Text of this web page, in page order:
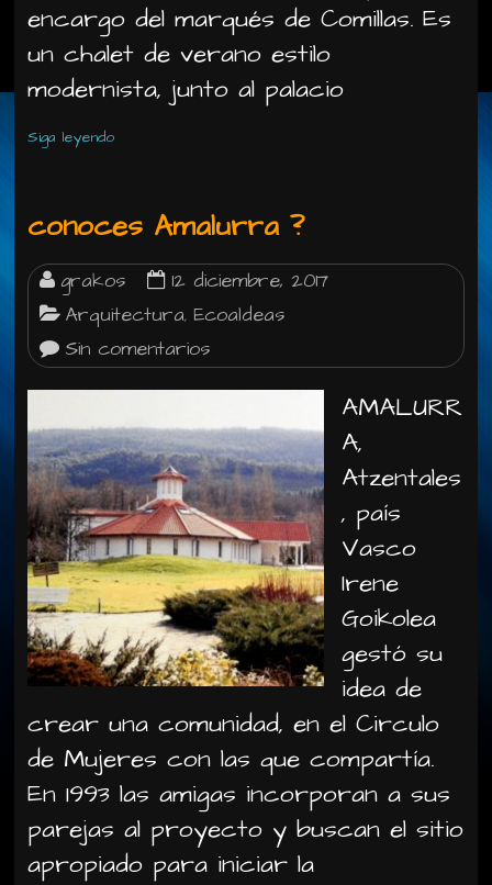
encargo del marqués de Comillas. Es
un chalet de verano estilo
modernista, junto al palacio
Siga leyendo
conoces Amalurra ?
grakos
12 diciembre, 2017
Arquitectura, Ecoaldeas
Sin comentarios
AMALURR
A,
Atzentales
, país
Vasco
Irene
Goikolea
gestó su
idea de
crear una comunidad, en el Circulo
de Mujeres con las que compartía.
En 1993 las amigas incorporan a sus
parejas al proyecto y buscan el sitio
apropiado para iniciar la